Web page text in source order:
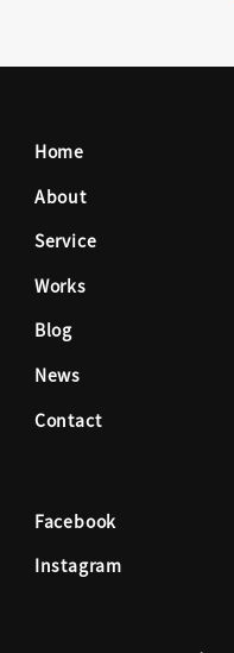
Home
About
Service
Works
Blog
News
Contact
Facebook
Instagram